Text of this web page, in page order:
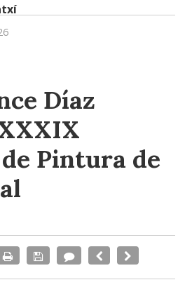
Díaz
Pintura de